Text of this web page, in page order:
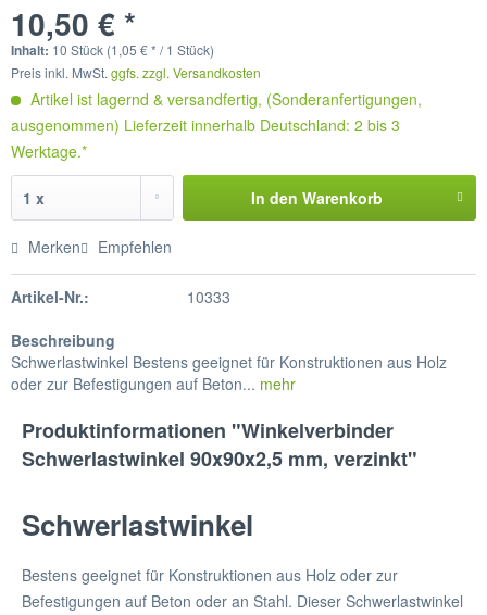
10,50 € *
Inhalt: 10 Stück (1,05 € * / 1 Stück)
Preis inkl. MwSt. ggfs. zzgl. Versandkosten
Artikel ist lagernd & versandfertig, (Sonderanfertigungen,
ausgenommen) Lieferzeit innerhalb Deutschland: 2 bis 3
Werktage.*
In den Warenkorb
Merken Empfehlen
Artikel-Nr.:
10333
Beschreibung
Schwerlastwinkel Bestens geeignet für Konstruktionen aus Holz
oder zur Befestigungen auf Beton... mehr
Produktinformationen "Winkelverbinder
Schwerlastwinkel 90x90x2,5 mm, verzinkt"
Schwerlastwinkel
Bestens geeignet für Konstruktionen aus Holz oder zur
Befestigungen auf Beton oder an Stahl. Dieser Schwerlastwinkel